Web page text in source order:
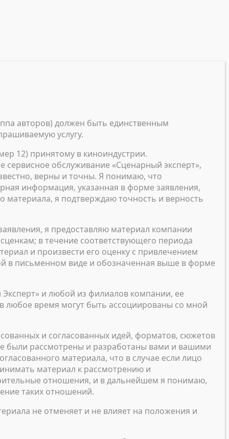
авторов) должен быть единственным
услугу.
12) принятому в киноиндустрии.
обслуживание «Сценарный эксперт»,
верны и точны. Я понимаю, что
информация, указанная в форме заявления,
материала, я подтверждаю точность и верность
я предоставляю материал компании
в течение соответствующего периода
и произвести его оценку с привлечением
в письменном виде и обозначенная выше в форме
и любой из филиалов компании, ее
любое время могут быть ассоциированы со мной
и согласованных идей, форматов, сюжетов
были рассмотрены и разработаны вами и вашими
материала, что в случае если лицо
материал к рассмотрению и
отношения, и в дальнейшем я понимаю,
таких отношений.
не отменяет и не влияет на положения и